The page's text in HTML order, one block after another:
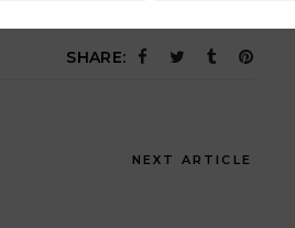
SHARE:
NEXT ARTICLE